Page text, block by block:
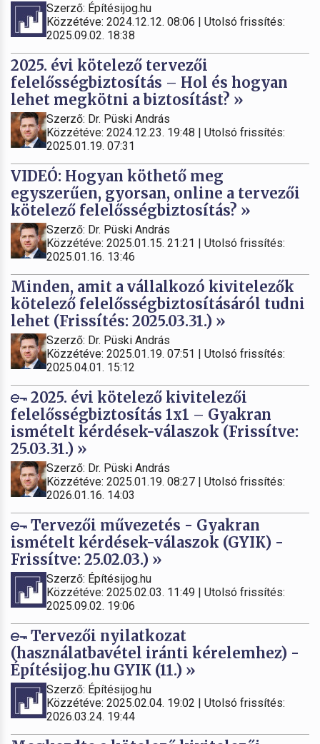
Szerző: Építésijog.hu
Közzétéve: 2024.12.12. 08:06 | Utolsó frissítés:
2025.09.02. 18:38
2025. évi kötelező tervezői
felelősségbiztosítás – Hol és hogyan
lehet megkötni a biztosítást? »
Szerző: Dr. Püski András
Közzétéve: 2024.12.23. 19:48 | Utolsó frissítés:
2025.01.19. 07:31
VIDEÓ: Hogyan köthető meg
egyszerűen, gyorsan, online a tervezői
kötelező felelősségbiztosítás? »
Szerző: Dr. Püski András
Közzétéve: 2025.01.15. 21:21 | Utolsó frissítés:
2025.01.16. 13:46
Minden, amit a vállalkozó kivitelezők
kötelező felelősségbiztosításáról tudni
lehet (Frissítés: 2025.03.31.) »
Szerző: Dr. Püski András
Közzétéve: 2025.01.19. 07:51 | Utolsó frissítés:
2025.04.01. 15:12
2025. évi kötelező kivitelezői
felelősségbiztosítás 1x1 – Gyakran
ismételt kérdések-válaszok (Frissítve:
25.03.31.) »
Szerző: Dr. Püski András
Közzétéve: 2025.01.19. 08:27 | Utolsó frissítés:
2026.01.16. 14:03
Tervezői művezetés - Gyakran
ismételt kérdések-válaszok (GYIK) -
Frissítve: 25.02.03.) »
Szerző: Építésijog.hu
Közzétéve: 2025.02.03. 11:49 | Utolsó frissítés:
2025.09.02. 19:06
Tervezői nyilatkozat
(használatbavétel iránti kérelemhez) -
Építésijog.hu GYIK (11.) »
Szerző: Építésijog.hu
Közzétéve: 2025.02.04. 19:02 | Utolsó frissítés:
2026.03.24. 19:44